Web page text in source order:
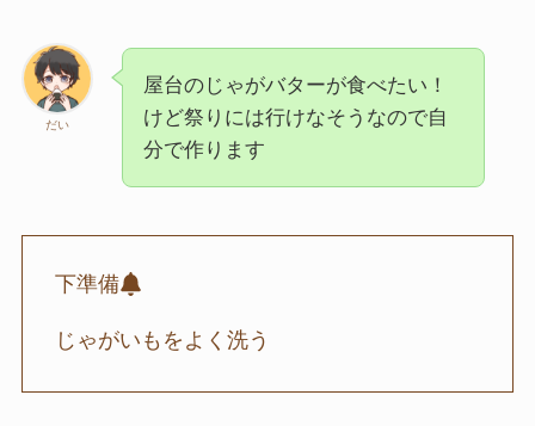
Instagram
TikTokYouTube
だい
屋台のじゃがバターが食べたい！
けど祭りには行けなそうなので自
分で作ります
下準備
じゃがいもをよく洗う